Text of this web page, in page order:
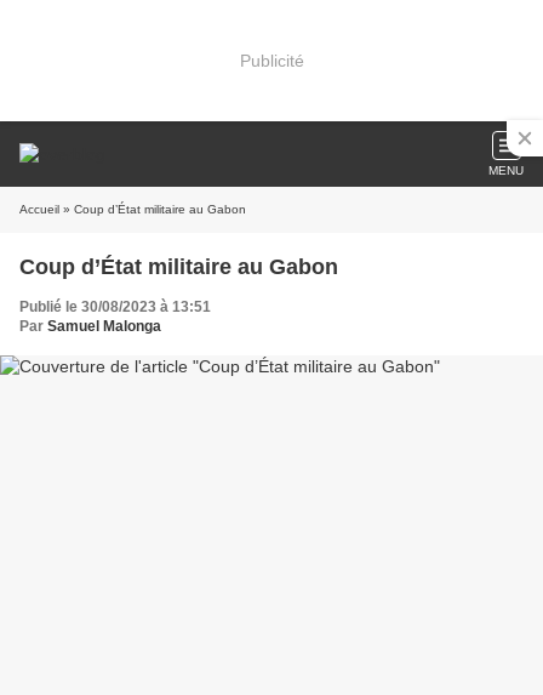
Publicité
MENU
Accueil » Coup d’État militaire au Gabon
Coup d’État militaire au Gabon
Publié le 30/08/2023 à 13:51
Par Samuel Malonga